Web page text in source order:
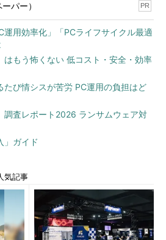
ドの指定
定
の指定
る項目には、以下のようなものがあ
スタンス名の設定
Managerの設定）
定
設定（ファイルシステム、RAWデバイ
理）
パー） PR
運用効率化」「PCライフサイクル最適
はもう怖くない 低コスト・安全・効率
たび情シスが苦労 PC運用の負担はど
調査レポート2026 ランサムウェア対
」ガイド
気記事